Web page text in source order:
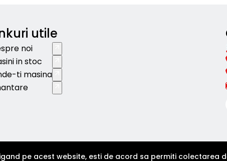
pe acest website, esti de acord sa permiti colectarea
utile
noi
in stoc
ti masina